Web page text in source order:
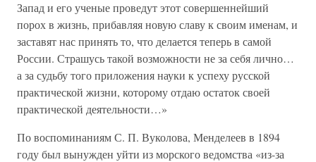
Запад и его ученые проведут этот совершеннейший
порох в жизнь, прибавляя новую славу к своим именам, и
заставят нас принять то, что делается теперь в самой
России. Страшусь такой возможности не за себя лично…
а за судьбу того приложения науки к успеху русской
практической жизни, которому отдаю остаток своей
практической деятельности…»
По воспоминаниям С. П. Вуколова, Менделеев в 1894
году был вынужден уйти из морского ведомства «из-за